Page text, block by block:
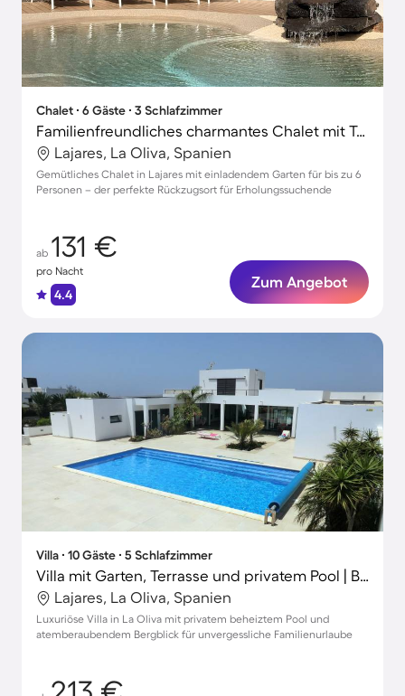
Chalet ∙ 6 Gäste ∙ 3 Schlafzimmer
Familienfreundliches charmantes Chalet mit Terrasse, Garten und Grill | Ideal für Homeoffice
Lajares, La Oliva, Spanien
Gemütliches Chalet in Lajares mit einladendem Garten für bis zu 6
Personen – der perfekte Rückzugsort für Erholungssuchende
ab 131 €
pro Nacht
4.4
Zum Angebot
Villa ∙ 10 Gäste ∙ 5 Schlafzimmer
Villa mit Garten, Terrasse und privatem Pool | Bergblick
Lajares, La Oliva, Spanien
Luxuriöse Villa in La Oliva mit privatem beheiztem Pool und
atemberaubendem Bergblick für unvergessliche Familienurlaube